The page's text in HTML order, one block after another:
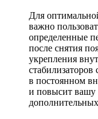
Для
важно
определенные
после снятия
укрепления
в постоянном
и повысит вашу